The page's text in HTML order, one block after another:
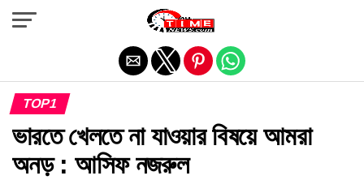
TOP1
ভারতে খেলতে না যাওয়ার বিষয়ে আমরা
অনড় : আসিফ নজরুল
Exit mobile version